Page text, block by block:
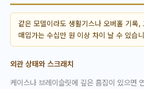
같은 모델이라도 생활기스나 오버홀 기록,
매입가는 수십만 원 이상 차이 날 수 있습
외관 상태와 스크래치
케이스나 브레이슬릿에 깊은 흠집이 있으면